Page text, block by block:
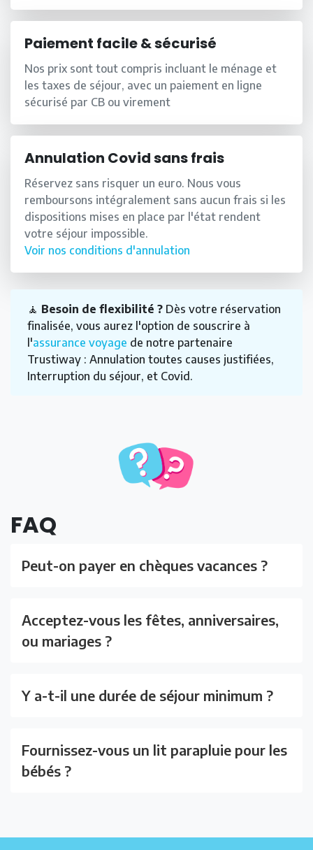
Paiement facile & sécurisé
Nos prix sont tout compris incluant le ménage et
les taxes de séjour, avec un paiement en ligne
sécurisé par CB ou virement
Annulation Covid sans frais
Réservez sans risquer un euro. Nous vous
remboursons intégralement sans aucun frais si les
dispositions mises en place par l'état rendent
votre séjour impossible.
Voir nos conditions d'annulation
🧘 Besoin de flexibilité ? Dès votre réservation
finalisée, vous aurez l'option de souscrire à
l'assurance voyage de notre partenaire
Trustiway : Annulation toutes causes justifiées,
Interruption du séjour, et Covid.
FAQ
Peut-on payer en chèques vacances ?
Acceptez-vous les fêtes, anniversaires,
ou mariages ?
Y a-t-il une durée de séjour minimum ?
Fournissez-vous un lit parapluie pour les
bébés ?